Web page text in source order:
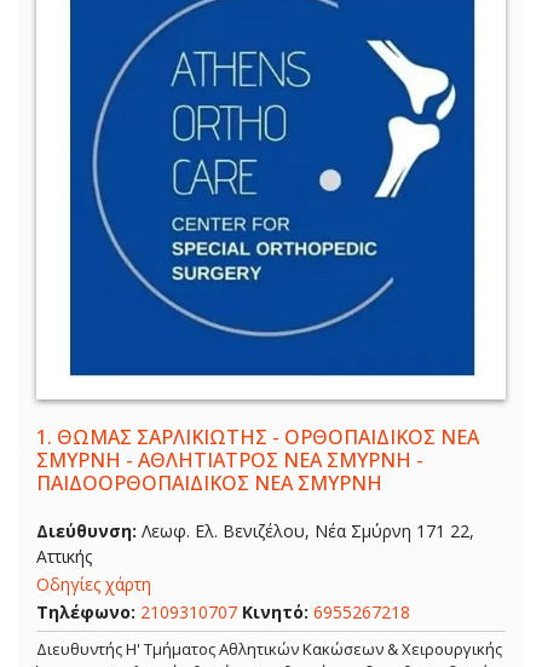
1. ΘΩΜΑΣ ΣΑΡΛΙΚΙΩΤΗΣ - ΟΡΘΟΠΑΙΔΙΚΟΣ ΝΕΑ
ΣΜΥΡΝΗ - ΑΘΛΗΤΙΑΤΡΟΣ ΝΕΑ ΣΜΥΡΝΗ -
ΠΑΙΔΟΟΡΘΟΠΑΙΔΙΚΟΣ ΝΕΑ ΣΜΥΡΝΗ
Διεύθυνση: Λεωφ. Ελ. Βενιζέλου, Νέα Σμύρνη 171 22,
Αττικής
Οδηγίες χάρτη
Τηλέφωνο: 2109310707 Κινητό: 6955267218
Διευθυντής Η' Τμήματος Αθλητικών Κακώσεων & Χειρουργικής